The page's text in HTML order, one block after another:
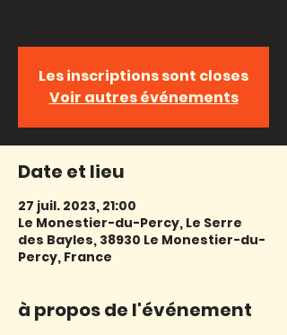
Les inscriptions sont closes
Voir autres événements
Date et lieu
27 juil. 2023, 21:00
Le Monestier-du-Percy, Le Serre
des Bayles, 38930 Le Monestier-du-
Percy, France
à propos de l'événement